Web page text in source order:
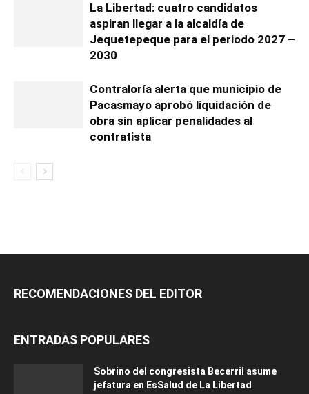
La Libertad: cuatro candidatos
aspiran llegar a la alcaldía de
Jequetepeque para el periodo 2027 –
2030
Contraloría alerta que municipio de
Pacasmayo aprobó liquidación de
obra sin aplicar penalidades al
contratista
RECOMENDACIONES DEL EDITOR
ENTRADAS POPULARES
Sobrino del congresista Becerril asume
jefatura en EsSalud de La Libertad